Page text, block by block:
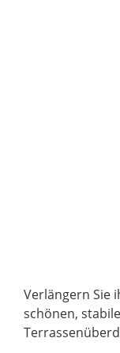
Verlängern Sie
schönen,